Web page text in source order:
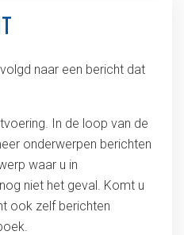
naar een bericht dat
In de loop van de
onderwerpen berichten
waar u in
niet het geval. Komt u
ook zelf berichten